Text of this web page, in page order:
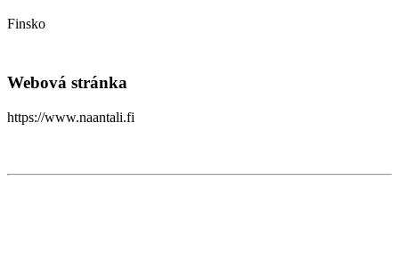
Finsko
Webová stránka
https://www.naantali.fi